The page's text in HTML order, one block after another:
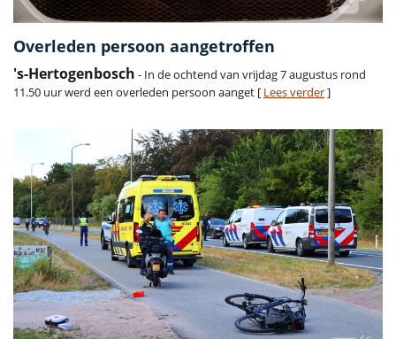
Overleden persoon aangetroffen
's-Hertogenbosch - In de ochtend van vrijdag 7 augustus rond
11.50 uur werd een overleden persoon aanget [ Lees verder]